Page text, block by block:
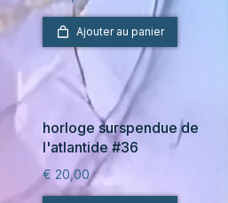
Ajouter au panier
horloge surspendue de
l'atlantide #36
€ 20,00